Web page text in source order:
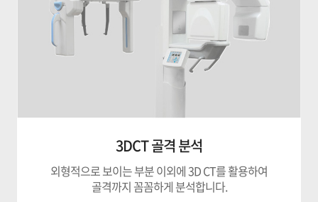
3DCT 골격 분석
외형적으로 보이는 부분 이외에 3D CT를 활용하여
골격까지 꼼꼼하게 분석합니다.